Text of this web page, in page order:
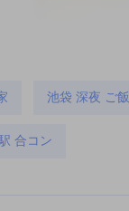
池袋 深夜 ご飯
合コン